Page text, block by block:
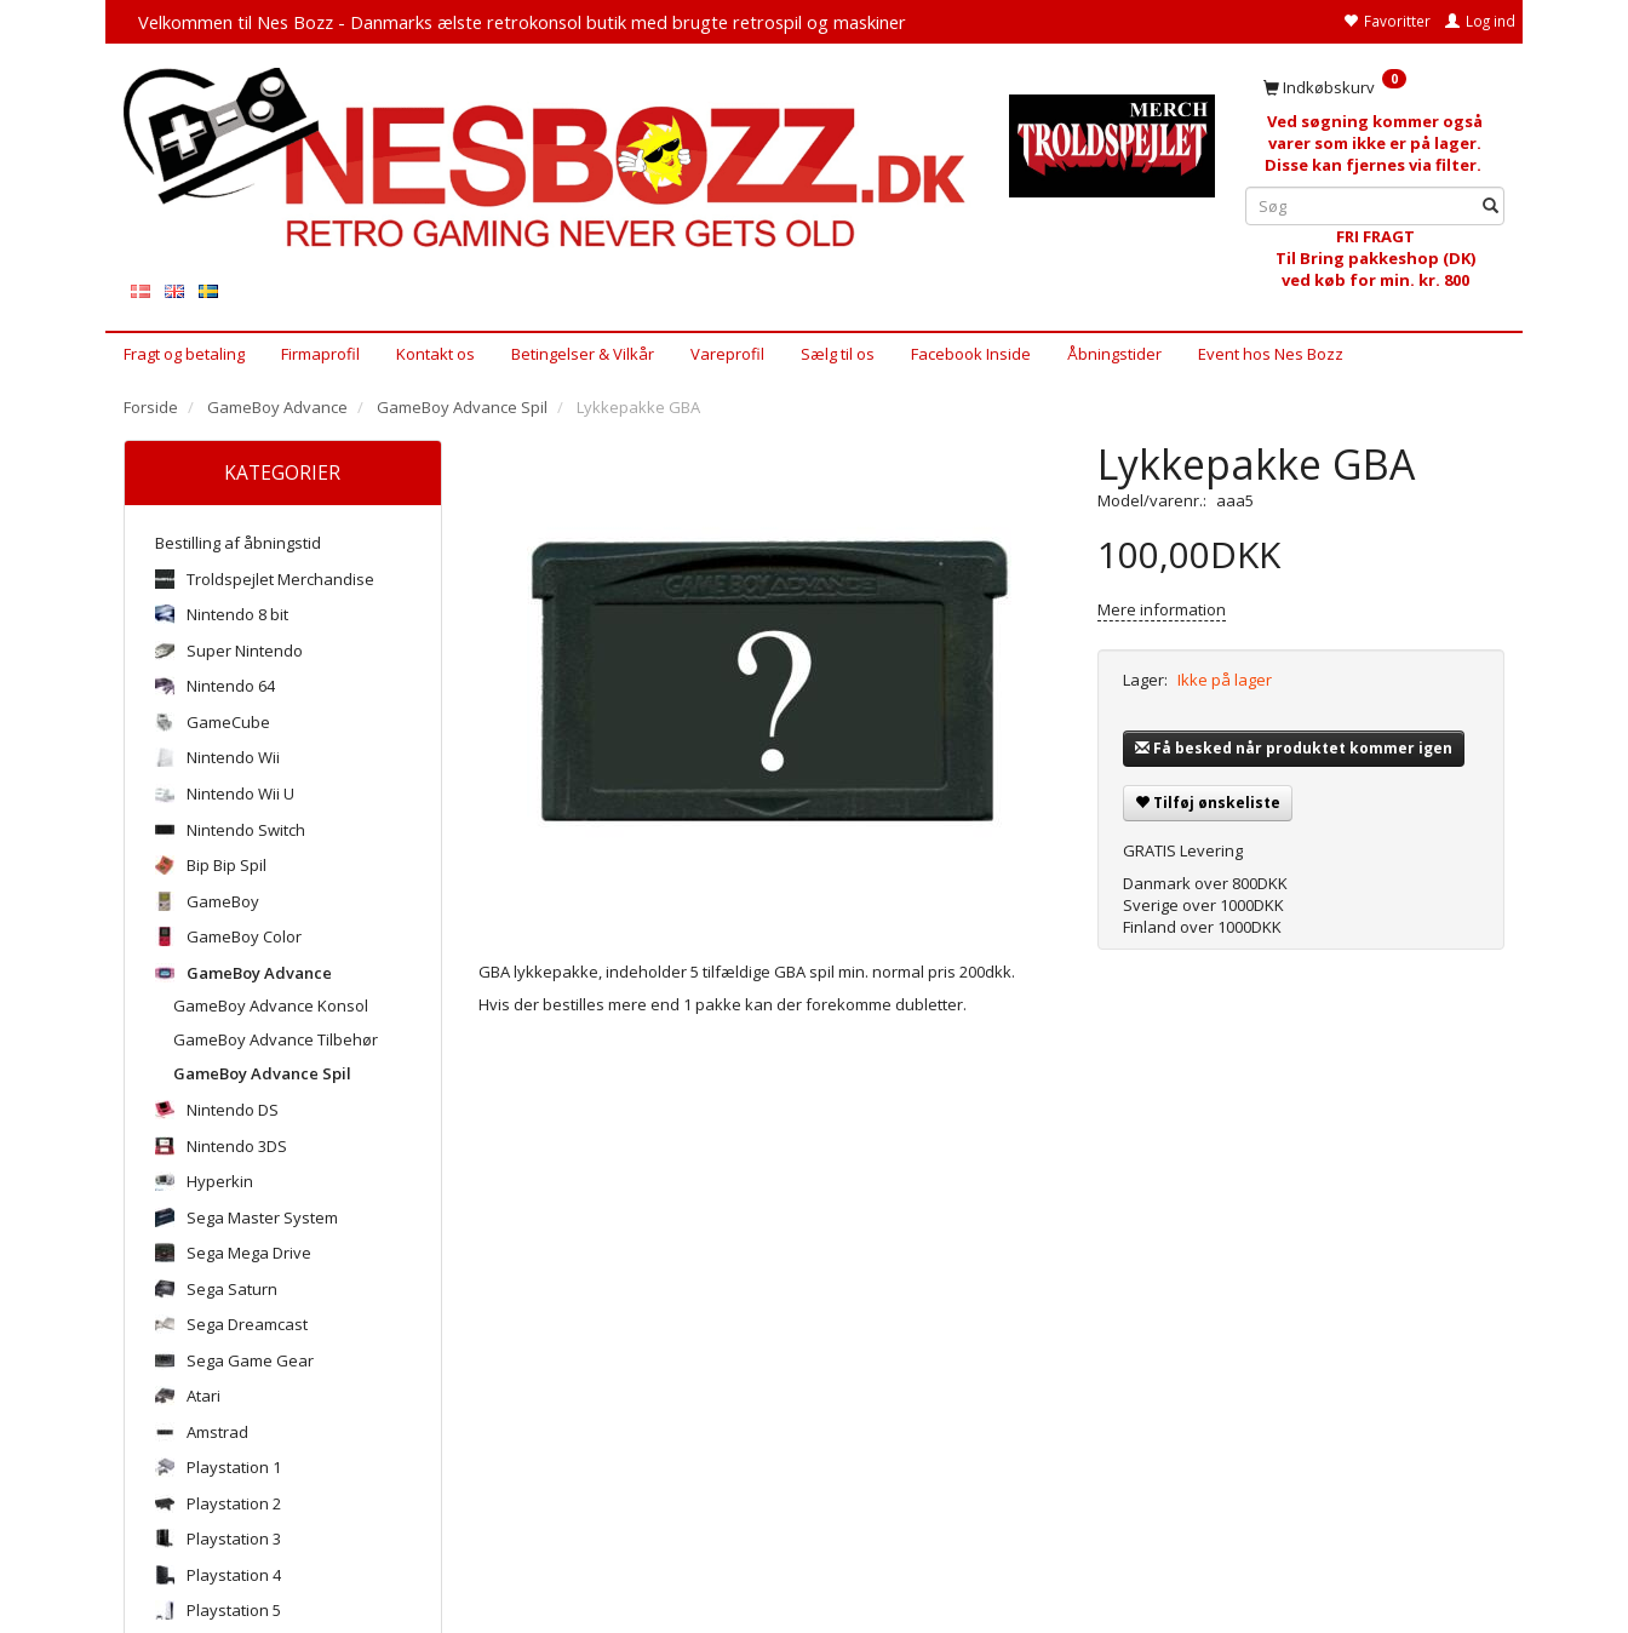
Favoritter Log ind
Velkommen til Nes Bozz - Danmarks ælste retrokonsol butik med brugte retrospil og maskiner
Indkøbskurv 0
Ved søgning kommer også
varer som ikke er på lager.
Disse kan fjernes via filter.
FRI FRAGT
Til Bring pakkeshop (DK)
ved køb for min. kr. 800
Fragt og betaling Firmaprofil Kontakt os Betingelser & Vilkår Vareprofil Sælg til os Facebook Inside Åbningstider Event hos Nes Bozz
Forside GameBoy Advance GameBoy Advance Spil Lykkepakke GBA
KATEGORIER
Bestilling af åbningstid
Troldspejlet Merchandise
Nintendo 8 bit
Super Nintendo
Nintendo 64
GameCube
Nintendo Wii
Nintendo Wii U
Nintendo Switch
Bip Bip Spil
GameBoy
GameBoy Color
GameBoy Advance
GameBoy Advance Konsol
GameBoy Advance Tilbehør
GameBoy Advance Spil
Nintendo DS
Nintendo 3DS
Hyperkin
Sega Master System
Sega Mega Drive
Sega Saturn
Sega Dreamcast
Sega Game Gear
Atari
Amstrad
Playstation 1
Playstation 2
Playstation 3
Playstation 4
Playstation 5
GBA lykkepakke, indeholder 5 tilfældige GBA spil min. normal pris 200dkk.
Hvis der bestilles mere end 1 pakke kan der forekomme dubletter.
Lykkepakke GBA
Model/varenr.: aaa5
100,00DKK
Mere information
Lager: Ikke på lager
Få besked når produktet kommer igen
Tilføj ønskeliste
GRATIS Levering
Danmark over 800DKK
Sverige over 1000DKK
Finland over 1000DKK